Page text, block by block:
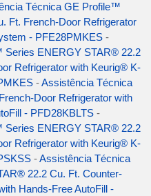
Técnica GE Profile™
Ft. French-Door Refrigerator
- PFE28PMKES -
ENERGY STAR® 22.2
Refrigerator with Keurig® K-
-Assistência Técnica
Door Refrigerator with
- PFD28KBLTS -
ENERGY STAR® 22.2
Refrigerator with Keurig® K-
-Assistência Técnica
22.2 Cu. Ft. Counter-
Hands-Free AutoFill -